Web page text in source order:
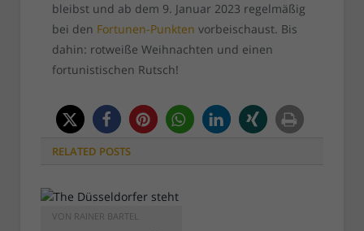
bleibst und ab dem 9. Januar 2023 regelmäßig
bei den Fortunen-Punkten vorbeischaust. Bis
dahin: rotweiße Weihnachten und einen
fortunistischen Rutsch!
RELATED POSTS
VON RAINER BARTEL